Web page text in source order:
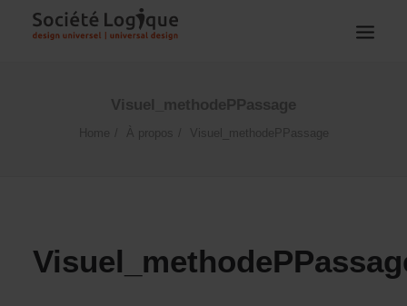
Visuel_methodePPassage
Home À propos Visuel_methodePPassage